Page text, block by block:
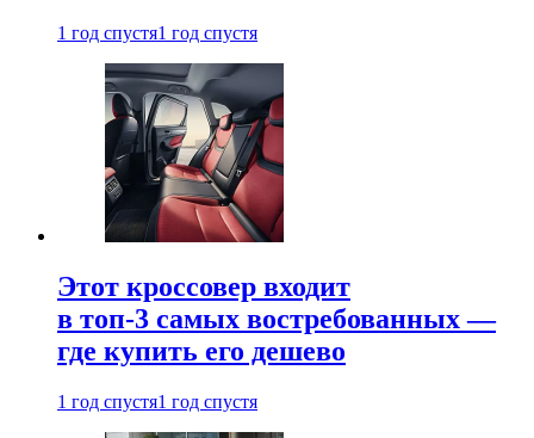
1 год спустя1 год спустя
Этот кроссовер входит
в топ-3 самых востребованных —
где купить его дешево
1 год спустя1 год спустя